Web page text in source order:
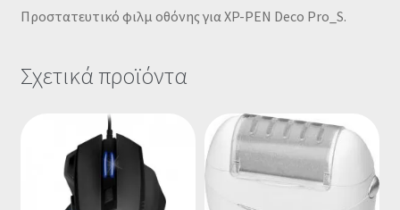
Προστατευτικό φιλμ οθόνης για XP-PEN Deco Pro_S.
Σχετικά προϊόντα